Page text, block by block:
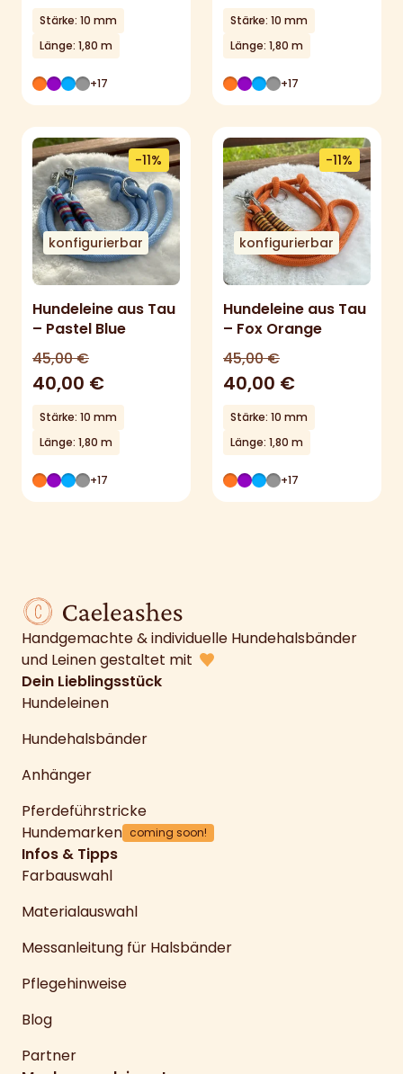
Stärke: 10 mm
Länge: 1,80 m
+17
Stärke: 10 mm
Länge: 1,80 m
+17
konfigurierbar
-11%
Hundeleine aus Tau
– Pastel Blue
45,00€
40,00 €
Stärke: 10 mm
Länge: 1,80 m
+17
konfigurierbar
-11%
Hundeleine aus Tau
– Fox Orange
45,00€
40,00 €
Stärke: 10 mm
Länge: 1,80 m
+17
Handgemachte & individuelle Hundehalsbänder
und Leinen gestaltet mit
Dein Lieblingsstück
Hundeleinen
Hundehalsbänder
Anhänger
Pferdeführstricke
Hundemarken coming soon!
Infos & Tipps
Farbauswahl
Materialauswahl
Messanleitung für Halsbänder
Pflegehinweise
Blog
Partner